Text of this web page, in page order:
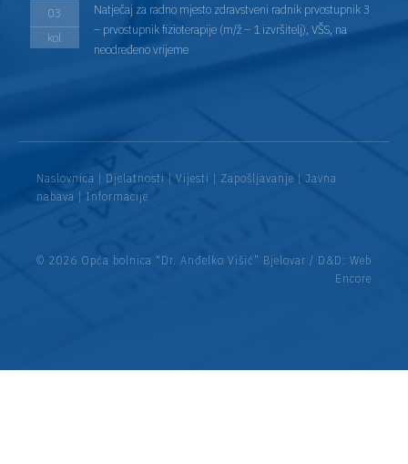
03
kol
Natječaj za radno mjesto zdravstveni radnik prvostupnik 3
– prvostupnik fizioterapije (m/ž – 1 izvršitelj), VŠS, na
neodređeno vrijeme
Naslovnica | Djelatnosti | Vijesti | Zapošljavanje | Javna
nabava | Informacije
© 2026 Opća bolnica “Dr. Anđelko Višić” Bjelovar / D&D: Web
Encore